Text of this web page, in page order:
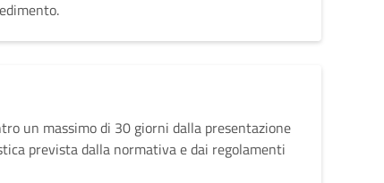
un massimo di 30 giorni dalla presentazione
prevista dalla normativa e dai regolamenti